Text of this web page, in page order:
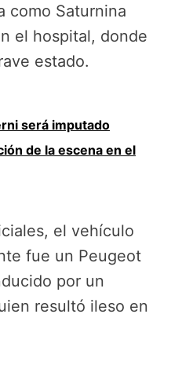
como Saturnina
el hospital, donde
estado.
será imputado
de la escena en el
el vehículo
fue un Peugeot
por un
resultó ileso en